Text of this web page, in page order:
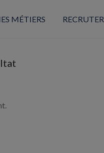
MÉTIERS RECRUTER